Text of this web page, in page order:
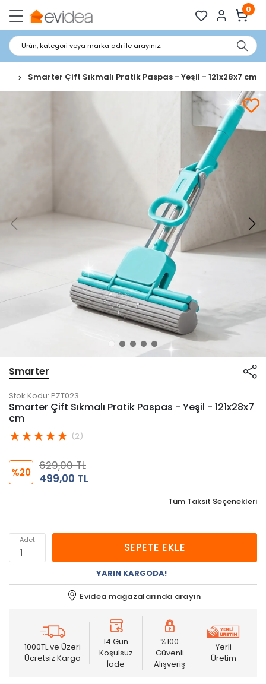
0
Ürün, kategori veya marka adı ile arayınız.
Smarter Çift Sıkmalı Pratik Paspas - Yeşil - 121x28x7 cm
Smarter
Stok Kodu: PZT023
Smarter Çift Sıkmalı Pratik Paspas - Yeşil - 121x28x7
cm
(2)
%20
629,00 TL
499,00 TL
Tüm Taksit Seçenekleri
Adet
SEPETE EKLE
YARIN KARGODA!
Evidea mağazalarında arayın
1000TL ve Üzeri
Ücretsiz Kargo
14 Gün
Koşulsuz
İade
%100
Güvenli
Alışveriş
Yerli
Üretim